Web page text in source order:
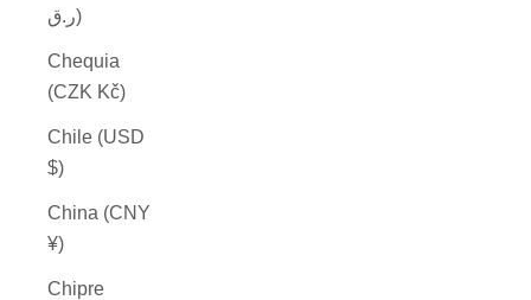
ر.ق)
Chequia
(CZK Kč)
Chile (USD
$)
China (CNY
¥)
Chipre